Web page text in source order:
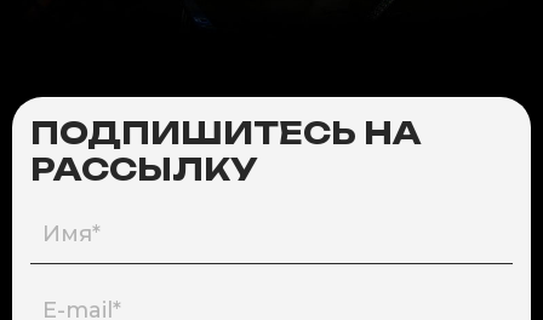
ПОДПИШИТЕСЬ НА
РАССЫЛКУ